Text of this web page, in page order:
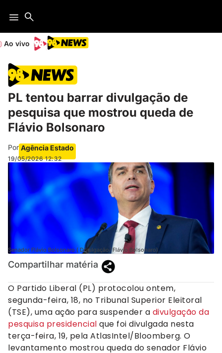
Ao vivo
PL tentou barrar divulgação de
pesquisa que mostrou queda de
Flávio Bolsonaro
Por Agência Estado
19/05/2026 12:32
Senador Flávio Bolsonaro ( Divulgação/ Flávio Bolsonaro)
Compartilhar matéria
O Partido Liberal (PL) protocolou ontem,
segunda-feira, 18, no Tribunal Superior Eleitoral
(TSE), uma ação para suspender a divulgação da
pesquisa presidencial que foi divulgada nesta
terça-feira, 19, pela AtlasIntel/Bloomberg. O
levantamento mostrou queda do senador Flávio